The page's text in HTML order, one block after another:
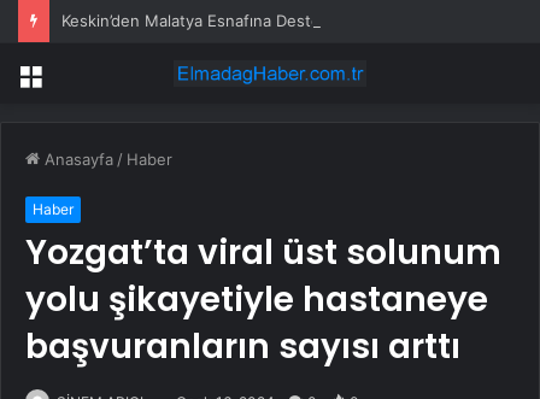
Keskin’den Malatya Esnafına Destek Çağrısı
Menü
Anasayfa / Haber
Haber
Yozgat’ta viral üst solunum
yolu şikayetiyle hastaneye
başvuranların sayısı arttı